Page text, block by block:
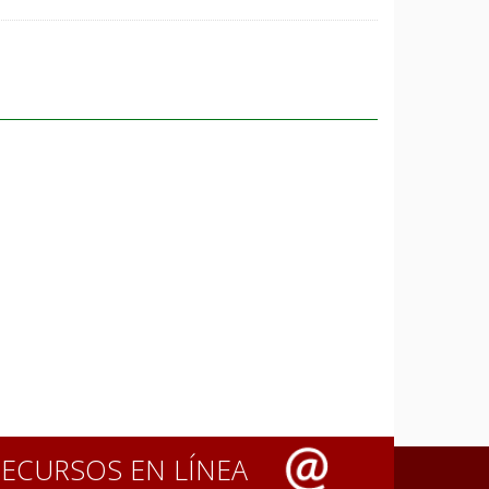
EN LÍNEA